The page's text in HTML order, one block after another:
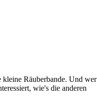
Räuberbande. Und wer
wie's die anderen